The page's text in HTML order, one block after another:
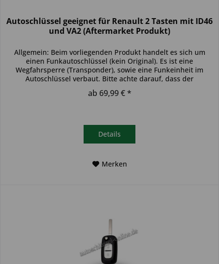
Autoschlüssel geeignet für Renault 2 Tasten mit ID46
und VA2 (Aftermarket Produkt)
Allgemein: Beim vorliegenden Produkt handelt es sich um
einen Funkautoschlüssel (kein Original). Es ist eine
Wegfahrsperre (Transponder), sowie eine Funkeinheit im
Autoschlüssel verbaut. Bitte achte darauf, dass der
Autoschlüssel deinem...
ab 69,99 € *
Details
Merken